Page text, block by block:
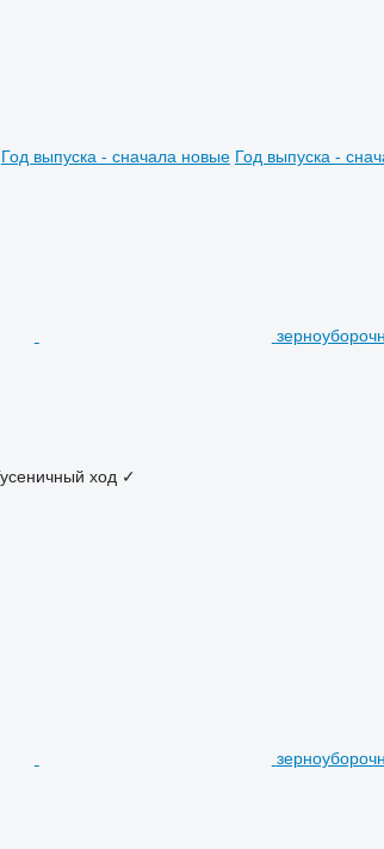
Год выпуска - сначала новые Год выпуска -
ход ✓